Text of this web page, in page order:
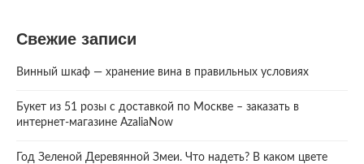
Свежие записи
Винный шкаф — хранение вина в правильных условиях
Букет из 51 розы с доставкой по Москве – заказать в
интернет-магазине AzaliaNow
Год Зеленой Деревянной Змеи. Что надеть? В каком цвете